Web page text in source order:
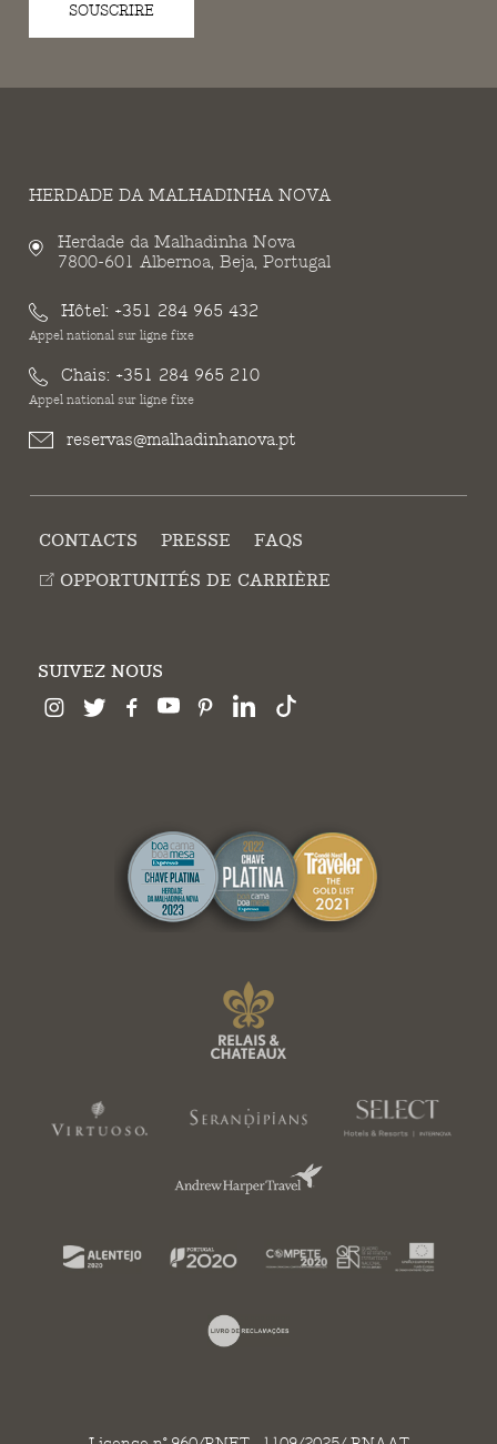
SOUSCRIRE
HERDADE DA MALHADINHA NOVA
Herdade da Malhadinha Nova
7800-601 Albernoa, Beja, Portugal
Hôtel: +351 284 965 432
Appel national sur ligne fixe
Chais: +351 284 965 210
Appel national sur ligne fixe
reservas@malhadinhanova.pt
CONTACTS PRESSE
FAQS
OPPORTUNITÉS DE CARRIÈRE
SUIVEZ NOUS